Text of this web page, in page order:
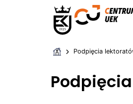
Podpięcia